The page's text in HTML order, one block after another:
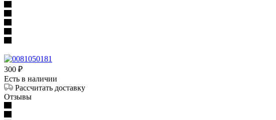
300 ₽
Есть в наличии
Рассчитать доставку
Отзывы